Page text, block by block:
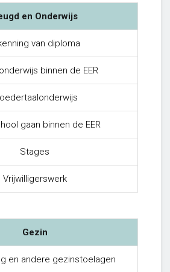
en Onderwijs
van diploma
binnen de EER
gaan binnen de EER
Stages
Vrijwilligerswerk
Gezin
en andere gezinstoelagen